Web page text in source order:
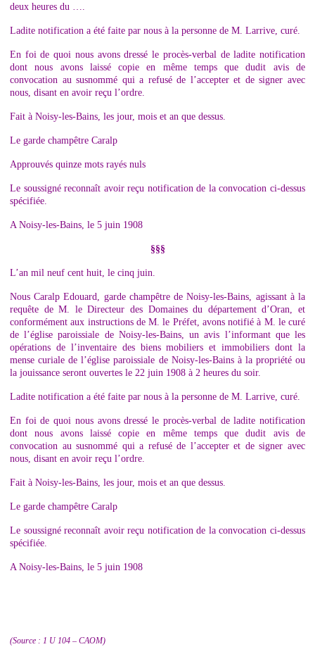
deux heures du ….
Ladite notification a été faite par nous à la personne de M. Larrive, curé.
En foi de quoi nous avons dressé le procès-verbal de ladite notification
dont nous avons laissé copie en même temps que dudit avis de
convocation au susnommé qui a refusé de l’accepter et de signer avec
nous, disant en avoir reçu l’ordre.
Fait à Noisy-les-Bains, les jour, mois et an que dessus.
Le garde champêtre Caralp
Approuvés quinze mots rayés nuls
Le soussigné reconnaît avoir reçu notification de la convocation ci-dessus
spécifiée.
A Noisy-les-Bains, le 5 juin 1908
§§§
L’an mil neuf cent huit, le cinq juin.
Nous Caralp Edouard, garde champêtre de Noisy-les-Bains, agissant à la
requête de M. le Directeur des Domaines du département d’Oran, et
conformément aux instructions de M. le Préfet, avons notifié à M. le curé
de l’église paroissiale de Noisy-les-Bains, un avis l’informant que les
opérations de l’inventaire des biens mobiliers et immobiliers dont la
mense curiale de l’église paroissiale de Noisy-les-Bains à la propriété ou
la jouissance seront ouvertes le 22 juin 1908 à 2 heures du soir.
Ladite notification a été faite par nous à la personne de M. Larrive, curé.
En foi de quoi nous avons dressé le procès-verbal de ladite notification
dont nous avons laissé copie en même temps que dudit avis de
convocation au susnommé qui a refusé de l’accepter et de signer avec
nous, disant en avoir reçu l’ordre.
Fait à Noisy-les-Bains, les jour, mois et an que dessus.
Le garde champêtre Caralp
Le soussigné reconnaît avoir reçu notification de la convocation ci-dessus
spécifiée.
A Noisy-les-Bains, le 5 juin 1908
(Source : 1 U 104 – CAOM)